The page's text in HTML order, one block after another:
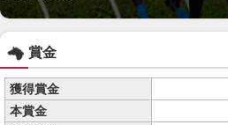
賞金
獲得賞金
本賞金